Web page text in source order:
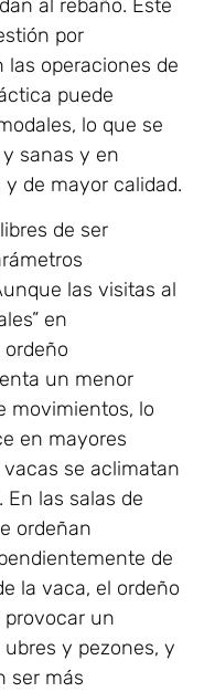
al rebaño. Este
por
las operaciones de
puede
lo que se
sanas y en
de mayor calidad.
de ser
las visitas al
en
un menor
movimientos, lo
en mayores
se aclimatan
las salas de
ordeñan
de
la vaca, el ordeño
un
y pezones, y
ser más